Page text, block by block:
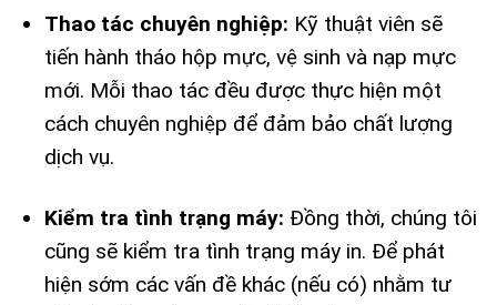
Thao tác chuyên nghiệp: Kỹ thuật viên sẽ
tiến hành tháo hộp mực, vệ sinh và nạp mực
mới. Mỗi thao tác đều được thực hiện một
cách chuyên nghiệp để đảm bảo chất lượng
dịch vụ.
Kiểm tra tình trạng máy: Đồng thời, chúng tôi
cũng sẽ kiểm tra tình trạng máy in. Để phát
hiện sớm các vấn đề khác (nếu có) nhằm tư